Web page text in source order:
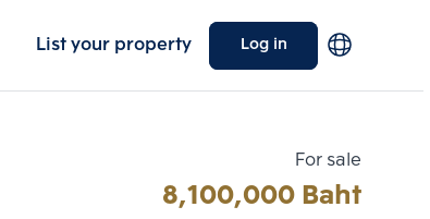
List your property Log in
For sale
8,100,000 Baht